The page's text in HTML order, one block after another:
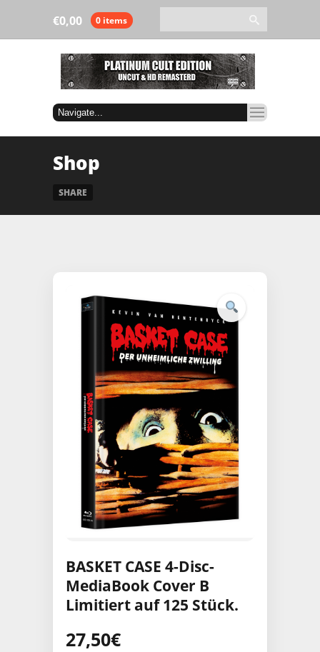
0,00
€ 0 items
Shop
SHARE
BASKET CASE 4-Disc-
MediaBook Cover B
Limitiert auf 125 Stück.
27,50€